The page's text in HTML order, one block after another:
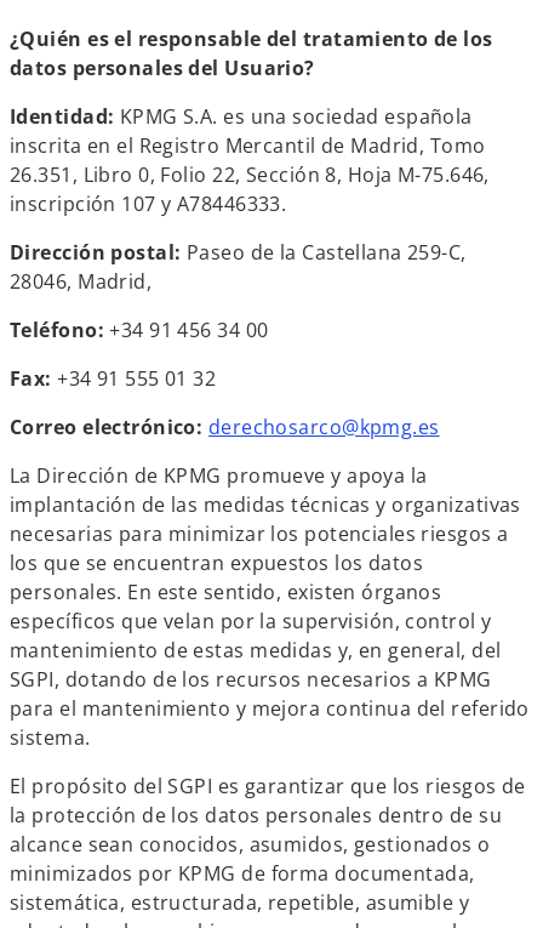
¿Quién es el responsable del tratamiento de los
datos personales del Usuario?
Identidad: KPMG S.A. es una sociedad española
inscrita en el Registro Mercantil de Madrid, Tomo
26.351, Libro 0, Folio 22, Sección 8, Hoja M-75.646,
inscripción 107 y A78446333.
Dirección postal: Paseo de la Castellana 259-C,
28046, Madrid,
Teléfono:+34 91 456 34 00
Fax:+34 91 555 01 32
Correo electrónico: derechosarco@kpmg.es
La Dirección de KPMG promueve y apoya la
implantación de las medidas técnicas y organizativas
necesarias para minimizar los potenciales riesgos a
los que se encuentran expuestos los datos
personales. En este sentido, existen órganos
específicos que velan por la supervisión, control y
mantenimiento de estas medidas y, en general, del
SGPI, dotando de los recursos necesarios a KPMG
para el mantenimiento y mejora continua del referido
sistema.
El propósito del SGPI es garantizar que los riesgos de
la protección de los datos personales dentro de su
alcance sean conocidos, asumidos, gestionados o
minimizados por KPMG de forma documentada,
sistemática, estructurada, repetible, asumible y